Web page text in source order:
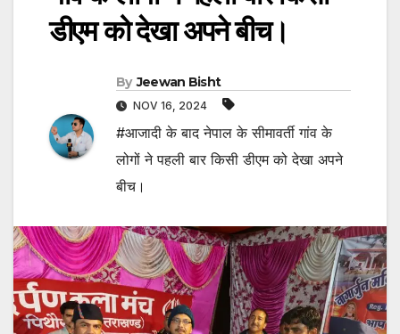
डीएम को देखा अपने बीच।
By Jeewan Bisht
NOV 16, 2024
#आजादी के बाद नेपाल के सीमावर्ती गांव के
लोगों ने पहली बार किसी डीएम को देखा अपने
बीच।